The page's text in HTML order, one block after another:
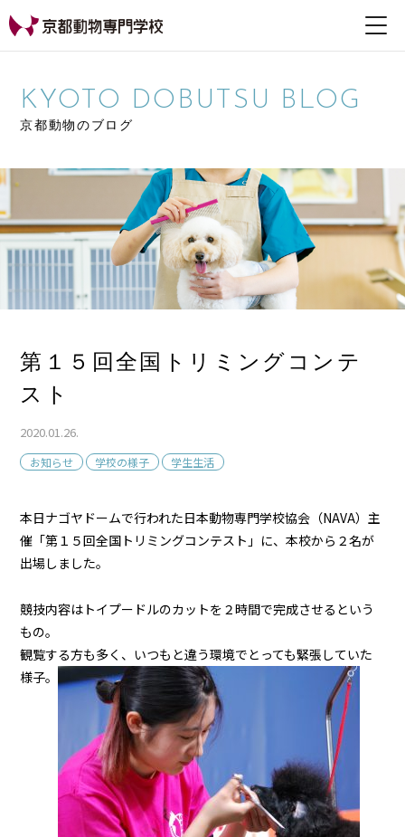
門学校
KYOTO DOBUTSU BLOG
京都動物のブログ
第１５回全国トリミングコンテ
スト
2020.01.26.
お知らせ 学校の様子 学生生活
本日ナゴヤドームで行われた日本動物専門学校協会（NAVA）主
催「第１５回全国トリミングコンテスト」に、本校から２名が
出場しました。
競技内容はトイプードルのカットを２時間で完成させるという
もの。
観覧する方も多く、いつもと違う環境でとっても緊張していた
様子。